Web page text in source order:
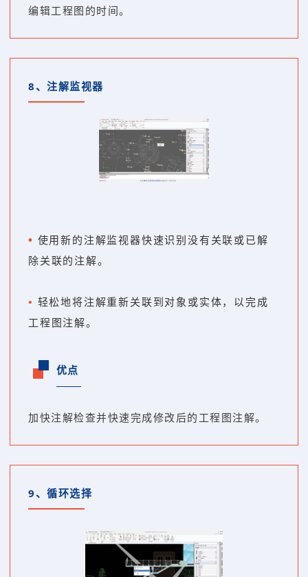
编辑工程图的时间。
8、 注解监视器
• 使用新的注解监视器快速识别没有关联或已解
除关联的注解。
• 轻松地将注解重新关联到对象或实体，以完成
工程图注解。
优点
加快注解检查并快速完成修改后的工程图注解。
9、 循环选择